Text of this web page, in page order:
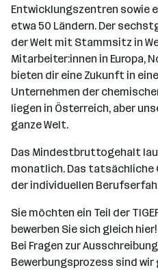
Entwicklungszentren sowie
etwa 50 Ländern. Der
der Welt mit Stammsitz in
Mitarbeiter:innen in Europa,
bieten dir eine Zukunft in
Unternehmen der
liegen in Österreich, aber
ganze Welt.
Das Mindestbruttogehalt
monatlich. Das tatsächliche
der individuellen
Sie möchten ein Teil der
bewerben Sie sich gleich hier!
Bei Fragen zur
Bewerbungsprozess sind wir